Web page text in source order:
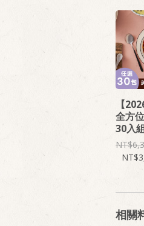
【
全方
30入
相關